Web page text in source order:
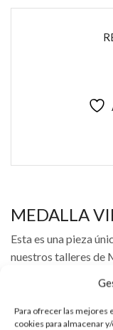
Para ofrecer las mejores
cookies para almacenar
MEDALLA
Esta es una pieza
nuestros talleres de